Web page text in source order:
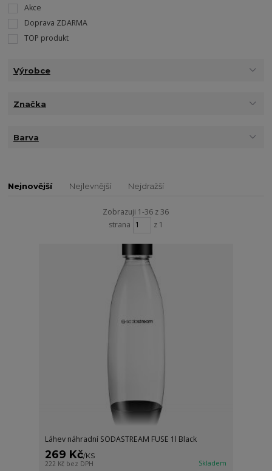
Akce
Doprava ZDARMA
TOP produkt
Výrobce
Značka
Barva
Nejnovější Nejlevnější Nejdražší
Zobrazuji 1-36 z 36
strana
z 1
Láhev náhradní SODASTREAM FUSE 1l Black
269 Kč/KS
222 Kč bez DPH Skladem